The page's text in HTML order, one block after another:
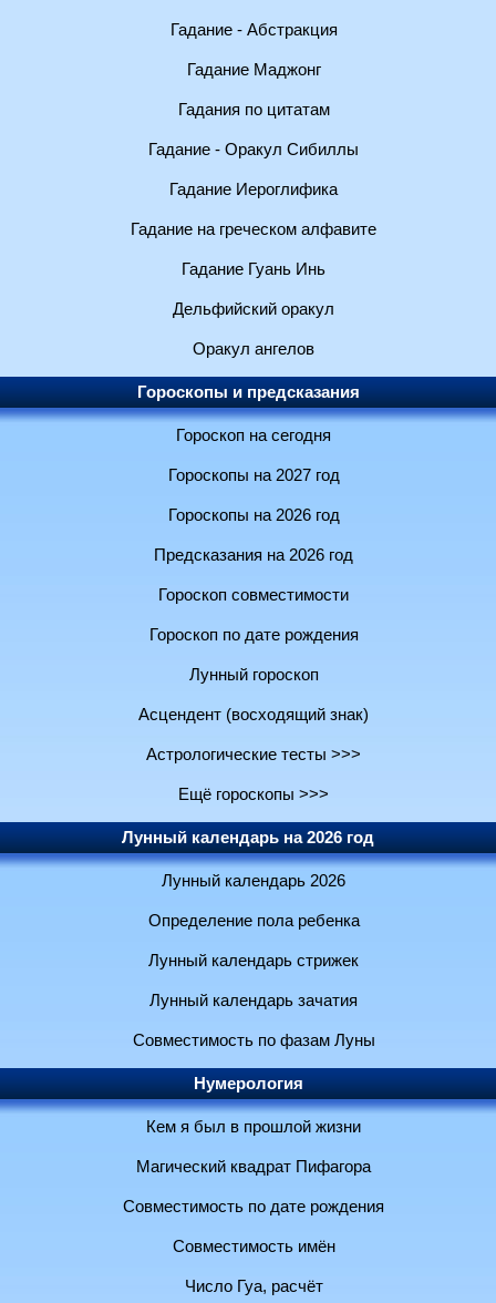
Гадание - Абстракция
Гадание Маджонг
Гадания по цитатам
Гадание - Оракул Сибиллы
Гадание Иероглифика
Гадание на греческом алфавите
Гадание Гуань Инь
Дельфийский оракул
Оракул ангелов
Гороскопы и предсказания
Гороскоп на сегодня
Гороскопы на 2027 год
Гороскопы на 2026 год
Предсказания на 2026 год
Гороскоп совместимости
Гороскоп по дате рождения
Лунный гороскоп
Асцендент (восходящий знак)
Астрологические тесты >>>
Ещё гороскопы >>>
Лунный календарь на 2026 год
Лунный календарь 2026
Определение пола ребенка
Лунный календарь стрижек
Лунный календарь зачатия
Совместимость по фазам Луны
Нумерология
Кем я был в прошлой жизни
Магический квадрат Пифагора
Совместимость по дате рождения
Совместимость имён
Число Гуа, расчёт